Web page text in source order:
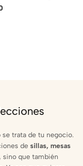
se trata de tu negocio.
de sillas, mesas
sino que también